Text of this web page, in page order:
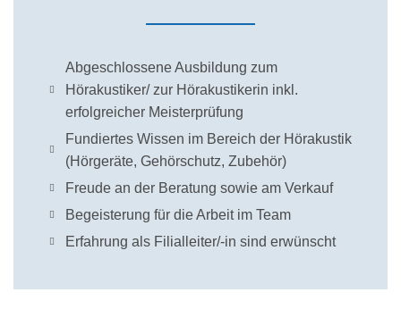
Abgeschlossene Ausbildung zum
Hörakustiker/ zur Hörakustikerin inkl.
erfolgreicher Meisterprüfung
Fundiertes Wissen im Bereich der Hörakustik
(Hörgeräte, Gehörschutz, Zubehör)
Freude an der Beratung sowie am Verkauf
Begeisterung für die Arbeit im Team
Erfahrung als Filialleiter/-in sind erwünscht